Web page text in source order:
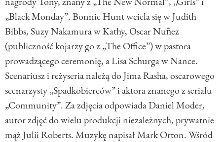
„Black Monday”. Bonnie Hunt wciela się w Judith
Bibbs, Suzy Nakamura w Kathy, Oscar Nuñez
(publiczność kojarzy go z „The Office”) w pastora
prowadzącego ceremonię, a Lisa Schurga w Nance.
Scenariusz i reżyseria należą do Jima Rasha, oscarowego
scenarzysty „Spadkobierców” i aktora znanego z serialu
„Community”. Za zdjęcia odpowiada Daniel Moder,
autor zdjęć do wielu produkcji niezależnych, prywatnie
mąż Julii Roberts. Muzykę napisał Mark Orton. Wśród